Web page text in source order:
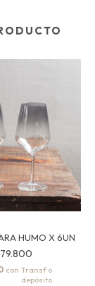
HUMO X 6UN
con